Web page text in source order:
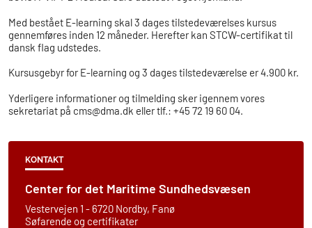
Med bestået E-learning skal 3 dages tilstedeværelses kursus
gennemføres inden 12 måneder. Herefter kan STCW-certifikat til
dansk flag udstedes.
Kursusgebyr for E-learning og 3 dages tilstedeværelse er 4.900 kr.
Yderligere informationer og tilmelding sker igennem vores
sekretariat på cms@dma.dk eller tlf.: +45 72 19 60 04.
KONTAKT
Center for det Maritime Sundhedsvæsen
Vestervejen 1 - 6720 Nordby, Fanø
Søfarende og certifikater